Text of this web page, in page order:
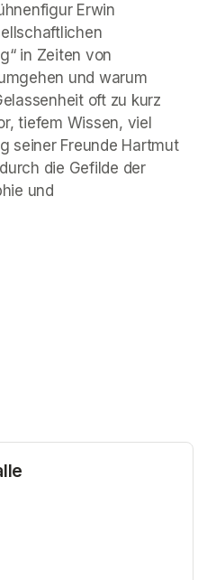
Erwin
in Zeiten von
und warum
oft zu kurz
tiefem Wissen, viel
seiner Freunde Hartmut
die Gefilde der
und